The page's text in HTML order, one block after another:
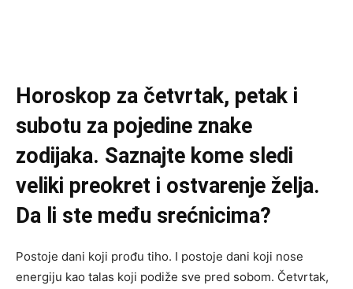
Horoskop za četvrtak, petak i
subotu za pojedine znake
zodijaka. Saznajte kome sledi
veliki preokret i ostvarenje želja.
Da li ste među srećnicima?
Postoje dani koji prođu tiho. I postoje dani koji nose
energiju kao talas koji podiže sve pred sobom. Četvrtak,